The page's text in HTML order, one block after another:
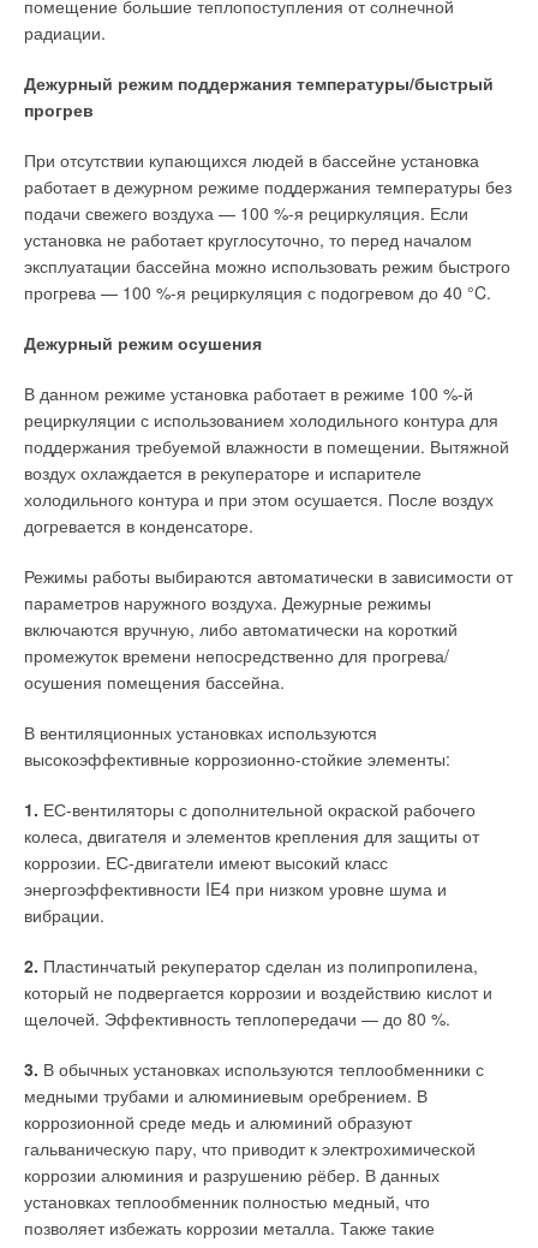
помещение большие теплопоступления от солнечной
радиации.
Дежурный режим поддержания температуры/быстрый
прогрев
При отсутствии купающихся людей в бассейне установка
работает в дежурном режиме поддержания температуры без
подачи свежего воздуха — 100 %-я рециркуляция. Если
установка не работает круглосуточно, то перед началом
эксплуатации бассейна можно использовать режим быстрого
прогрева — 100 %-я рециркуляция с подогревом до 40 °C.
Дежурный режим осушения
В данном режиме установка работает в режиме 100 %-й
рециркуляции с использованием холодильного контура для
поддержания требуемой влажности в помещении. Вытяжной
воздух охлаждается в рекуператоре и испарителе
холодильного контура и при этом осушается. После воздух
догревается в конденсаторе.
Режимы работы выбираются автоматически в зависимости от
параметров наружного воздуха. Дежурные режимы
включаются вручную, либо автоматически на короткий
промежуток времени непосредственно для прогрева/
осушения помещения бассейна.
В вентиляционных установках используются
высокоэффективные коррозионно-стойкие элементы:
1. ЕС-вентиляторы с дополнительной окраской рабочего
колеса, двигателя и элементов крепления для защиты от
коррозии. ЕС-двигатели имеют высокий класс
энергоэффективности IE4 при низком уровне шума и
вибрации.
2. Пластинчатый рекуператор сделан из полипропилена,
который не подвергается коррозии и воздействию кислот и
щелочей. Эффективность теплопередачи — до 80 %.
3. В обычных установках используются теплообменники с
медными трубами и алюминиевым оребрением. В
коррозионной среде медь и алюминий образуют
гальваническую пару, что приводит к электрохимической
коррозии алюминия и разрушению рёбер. В данных
установках теплообменник полностью медный, что
позволяет избежать коррозии металла. Также такие
утилизация которых требует особых условий, что явно не
соответствует принципам экологичности.
В целом, «зелёное» климатическое оборудование должно
соответствовать общим экологическим принципам,
очистки от всех видов загрязнений, низкий начальный
перепад давления и его незначительный рост при
загрязнении фильтров, длительный интервал эксплуатации и
низкая стоимость фильтров, низкое энергопотребление.
На недавнем конгрессе AirVent было полезное и
продуктивное обсуждение технологий снижения шумности
климатического оборудования. Это соображение также
соответствует тренду ориентации на благополучие человека,
проектировании систем.
только первым шагом на пути к повышению экологичности
здания. Технологии развиваются не только в направлении
повышения эффективности исполнительных устройств, но и
в направлении построения различных систем для
интеллектуального управления микроклиматом и техникой.
оседать влага, которая при понижении температуры может
превратиться в лёд. Поэтому пластинчатый рекуператор
должен оснащаться системой отвода конденсата и системой
оттаивания.
Пластинчатые рекуператоры имеют достаточно высокий
показатель эффективности — от 50 до 75 %. Они получили
достаточно широкое распространение из-за своей
относительной дешевизны.
Роторный рекуператор
Ротор рекуператора изготавливается из теплопроводного
материала. Вращаясь между потоками вытяжного и
приточного воздуха, он осуществляет передачу тепла.
Роторный рекуператор не является изолированной
системой, поэтому нужно учитывать, что при наличии
запахов или вредных примесей они могут попадать в
о том, что производимые ими роторные рекуператоры не
допускают смешивания, на практике порядка 15 %
вытяжного воздуха попадает в приточный канал. Для
бытовых помещений это вполне допустимо, но не подходит,
например, для вредных химических производств. Степень
скорости вращения ротора. Роторные рекуператоры
демонстрируют высокий показатель эффективности (70– 85
Существуют как в промышленном, так и бытовом
исполнении.